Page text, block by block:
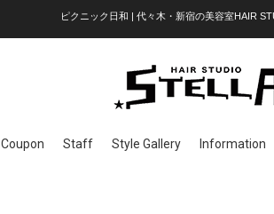
ピクニック日和 | 代々木・新宿の美容室HAIR
Coupon Staff Style Gallery Information